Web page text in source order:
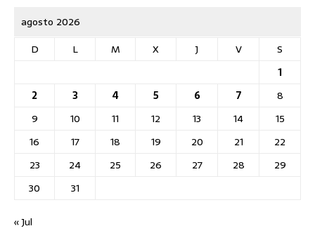
agosto 2026
D
L M X J V
S
1
2
3 4 5 6 7
8
9
10 11 12 13 14
15
16
17 18 19 20 21
22
23
24 25 26 27 28
29
30
31
« Jul